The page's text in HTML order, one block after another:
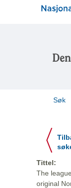
Søk
Tittel:
The
original